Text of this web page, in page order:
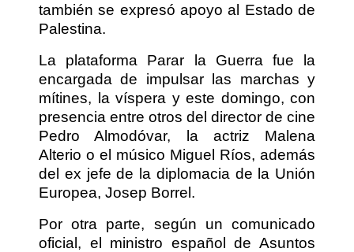
también se expresó apoyo al Estado de
Palestina.
La plataforma Parar la Guerra fue la
encargada de impulsar las marchas y
mítines, la víspera y este domingo, con
presencia entre otros del director de cine
Pedro Almodóvar, la actriz Malena
Alterio o el músico Miguel Ríos, además
del ex jefe de la diplomacia de la Unión
Europea, Josep Borrel.
Por otra parte, según un comunicado
oficial, el ministro español de Asuntos